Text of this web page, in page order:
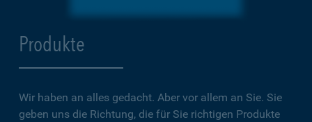
Produkte
Wir haben an alles gedacht. Aber vor allem an Sie. Sie
geben uns die Richtung, die für Sie richtigen Produkte